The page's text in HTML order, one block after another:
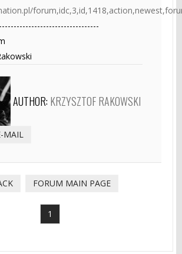
AUTHOR: KRZYSZTOF RAKOWSKI
MAIL
FORUM MAIN PAGE
1